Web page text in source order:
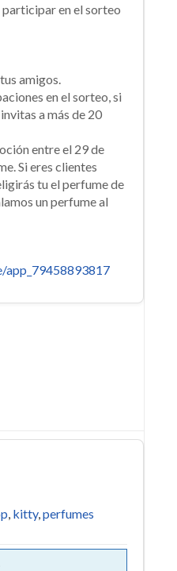
en el sorteo
amigos.
en el sorteo, si
a más de 20
entre el 29 de
Si eres clientes
tu el perfume de
un perfume al
, kitty,perfumes